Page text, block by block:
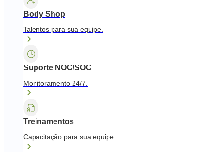
Body Shop
Talentos para sua equipe.
Suporte NOC/SOC
Monitoramento 24/7.
Treinamentos
Capacitação para sua equipe.